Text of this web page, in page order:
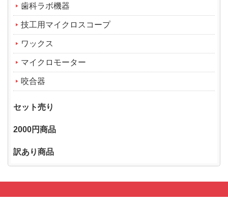
歯科ラボ機器
技工用マイクロスコープ
ワックス
マイクロモーター
咬合器
セット売り
2000円商品
訳あり商品